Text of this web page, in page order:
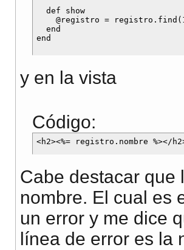
  def show
@registro =
  end
y en la vista
Código:
Cabe destacar que
nombre. El cual es
un error y me dice
línea de error es la